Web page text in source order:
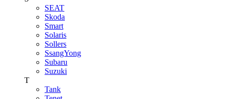
SEAT
Skoda
Smart
Solaris
Sollers
SsangYong
Subaru
Suzuki
T
Tank